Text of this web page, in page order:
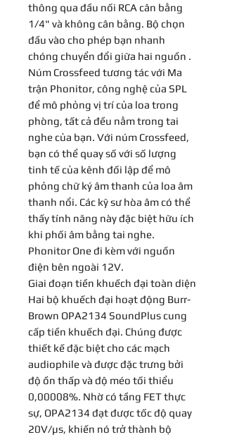
thông qua đầu nối RCA cân bằng
1/4" và không cân bằng. Bộ chọn
đầu vào cho phép bạn nhanh
chóng chuyển đổi giữa hai nguồn .
Núm Crossfeed tương tác với Ma
trận Phonitor, công nghệ của SPL
để mô phỏng vị trí của loa trong
phòng, tất cả đều nằm trong tai
nghe của bạn. Với núm Crossfeed,
bạn có thể quay số với số lượng
tinh tế của kênh đối lập để mô
phỏng chữ ký âm thanh của loa âm
thanh nổi. Các kỹ sư hòa âm có thể
thấy tính năng này đặc biệt hữu ích
khi phối âm bằng tai nghe.
Phonitor One đi kèm với nguồn
điện bên ngoài 12V.
Giai đoạn tiền khuếch đại toàn diện
Hai bộ khuếch đại hoạt động Burr-
Brown OPA2134 SoundPlus cung
cấp tiền khuếch đại. Chúng được
thiết kế đặc biệt cho các mạch
audiophile và được đặc trưng bởi
độ ồn thấp và độ méo tối thiểu
0,00008%. Nhờ có tầng FET thực
sự, OPA2134 đạt được tốc độ quay
20V/µs, khiến nó trở thành bộ